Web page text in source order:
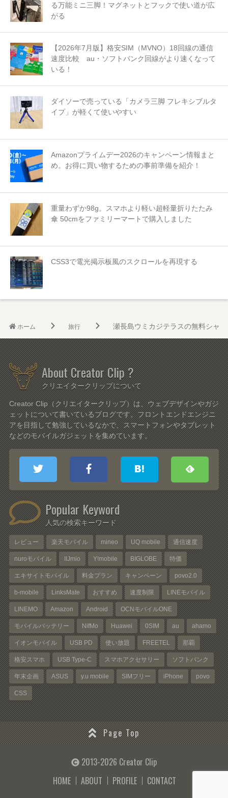
る万能ミニ三脚！マグネットとフックで使い道が広
がる
【2026年7月版】格安SIM（MVNO）18回線の通信
速度比較 au・ソフトバンク回線がより速くなって
いる！
ダイソーで売っている「カメラ三脚 フレキシブルタ
イプ」が軽くて使いやすい
Amazonプライムデー2026のキャンペーン情報まと
め。お得に買い物するための事前準備を紹介！
重量わずか98g。スマホより軽い超軽量折りたたみ
傘 50cmをファミリーマートで購入しました
CSS3で電光掲示板風のスクロールを再現する
ホーム 旅行 瀬長島ウミカジテラスの無料シャ
About Creator Clip ?
クリエイタークリップについて
Creator Clip（クリエイタークリップ）は、ウェブデザインやガジ
ェットについて書いているブログです。フロントエンドエンジニ
アを目指して勉強しているなかで、スマートフォンやタブレット
などのモバイルガジェットを集めています。
Popular Keyword
人気の検索キーワード
レビュー 楽天モバイル mineo UQ mobile 通信速度
nuroモバイル IIJmio Y!mobile BIGLOBE 特価
エキサイトモバイル 料金プラン キャンペーン povo2.0
b-mobile LinksMate おすすめ 速度制限 LINEモバイル
LINEMO Amazon Android OCNモバイルONE
モバイルバッテリー NifMo Huawei 0SIM au ahamo
イオンモバイル USB PD 使い放題 FREETEL 那覇
格安スマホ USB Type-C スマホアクセサリー ソフトバンク
年末企画 ASUS y.u mobile SIMフリー iPhone povo
CSS
Page Top
2013-2026 Creator Clip
HOME
ABOUT PROFILE CONTACT